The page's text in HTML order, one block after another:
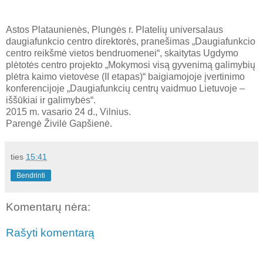
Astos Plataunienės, Plungės r. Platelių universalaus
daugiafunkcio centro direktorės, pranešimas „Daugiafunkcio
centro reikšmė vietos bendruomenei“, skaitytas Ugdymo
plėtotės centro projekto „Mokymosi visą gyvenimą galimybių
plėtra kaimo vietovėse (II etapas)“ baigiamojoje įvertinimo
konferencijoje „Daugiafunkcių centrų vaidmuo Lietuvoje –
iššūkiai ir galimybės“.
2015 m. vasario 24 d., Vilnius.
Parengė Živilė Gapšienė.
ties 15:41
Bendrinti
Komentarų nėra:
Rašyti komentarą